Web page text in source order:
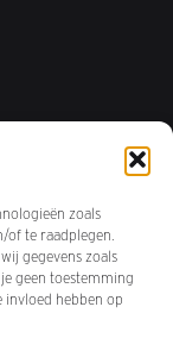
zoals
of te raadplegen.
gegevens zoals
geen toestemming
hebben op